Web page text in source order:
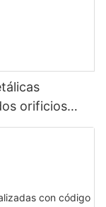
orificios